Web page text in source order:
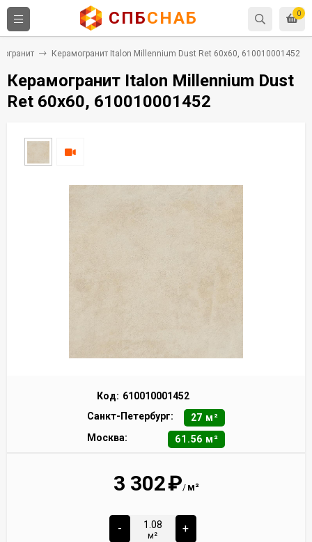
0
СПБСНАБ
Керамогранит Italon Millennium Dust Ret 60x60, 610010001452
Керамогранит Italon Millennium Dust
Ret 60x60, 610010001452
Код: 610010001452
Санкт-Петербург:
27 м²
Москва:
61.56 м²
3 302₽/ м²
-
м²
+